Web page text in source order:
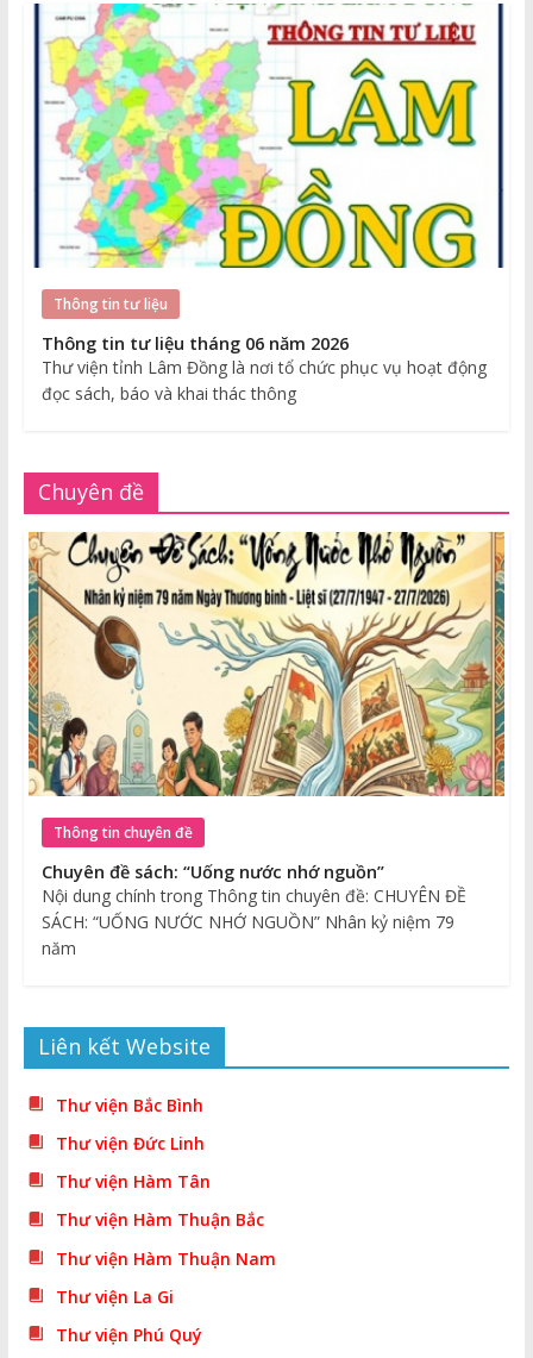
Thông tin tư liệu
Thông tin tư liệu tháng 06 năm 2026
Thư viện tỉnh Lâm Đồng là nơi tổ chức phục vụ hoạt động
đọc sách, báo và khai thác thông
Chuyên đề
Thông tin chuyên đề
Chuyên đề sách: “Uống nước nhớ nguồn”
Nội dung chính trong Thông tin chuyên đề: CHUYÊN ĐỀ
SÁCH: “UỐNG NƯỚC NHỚ NGUỒN” Nhân kỷ niệm 79
năm
Liên kết Website
Thư viện Bắc Bình
Thư viện Đức Linh
Thư viện Hàm Tân
Thư viện Hàm Thuận Bắc
Thư viện Hàm Thuận Nam
Thư viện La Gi
Thư viện Phú Quý